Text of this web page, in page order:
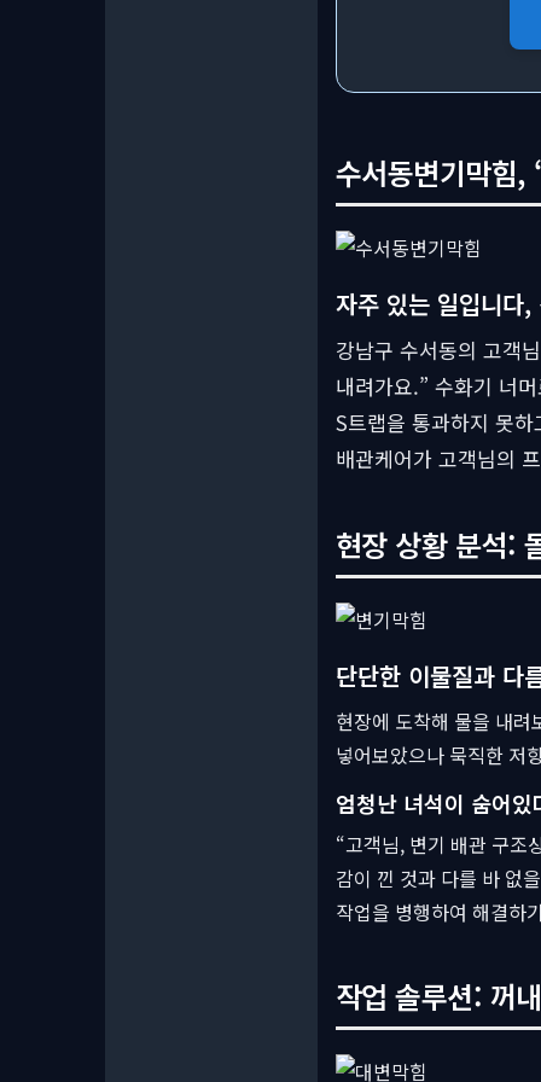
수서동변기막힘
자주 있는 일입니다
강남구 수서동의 고객
내려가요.” 수화기 너
S트랩을 통과하지 못
배관케어가 고객님의
현장 상황 분석:
단단한 이물질과 다
현장에 도착해 물을 내
넣어보았으나 묵직한 저
엄청난 녀석이 숨어있
“고객님, 변기 배관 구조
감이 낀 것과 다를 바 없
작업을 병행하여 해결하
작업 솔루션: 꺼